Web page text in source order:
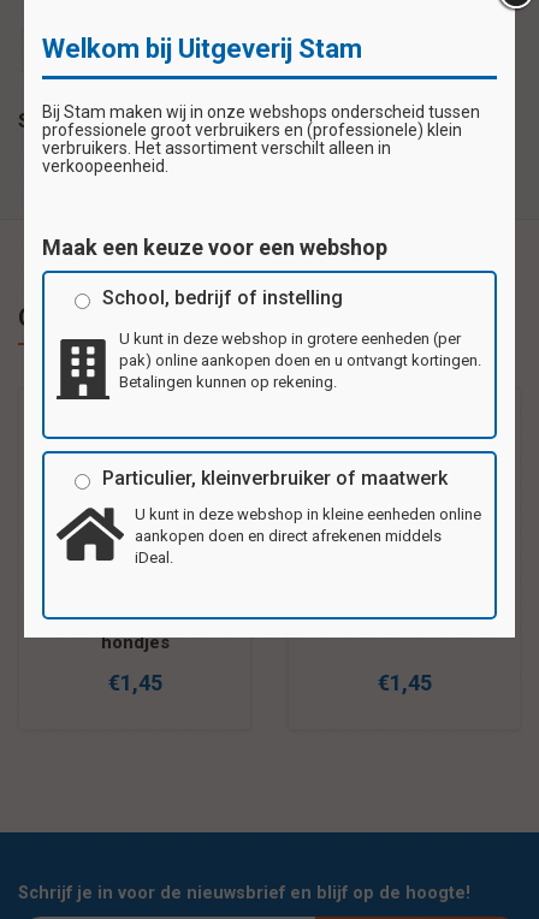
compliment diploma getuigschrift
Specificaties
Gerelateerde producten
Getuigschrift met
hondjes
€1,45
Diploma "Bas"
€1,45
Schrijf je in voor de nieuwsbrief en blijf op de hoogte!
Welkom bij Uitgeverij Stam
Bij Stam maken wij in onze webshops onderscheid tussen
professionele groot verbruikers en (professionele) klein
verbruikers. Het assortiment verschilt alleen in
verkoopeenheid.
Maak een keuze voor een webshop
School, bedrijf of instelling
U kunt in deze webshop in grotere eenheden (per
pak) online aankopen doen en u ontvangt kortingen.
Betalingen kunnen op rekening.
Particulier, kleinverbruiker of maatwerk
U kunt in deze webshop in kleine eenheden online
aankopen doen en direct afrekenen middels
iDeal.